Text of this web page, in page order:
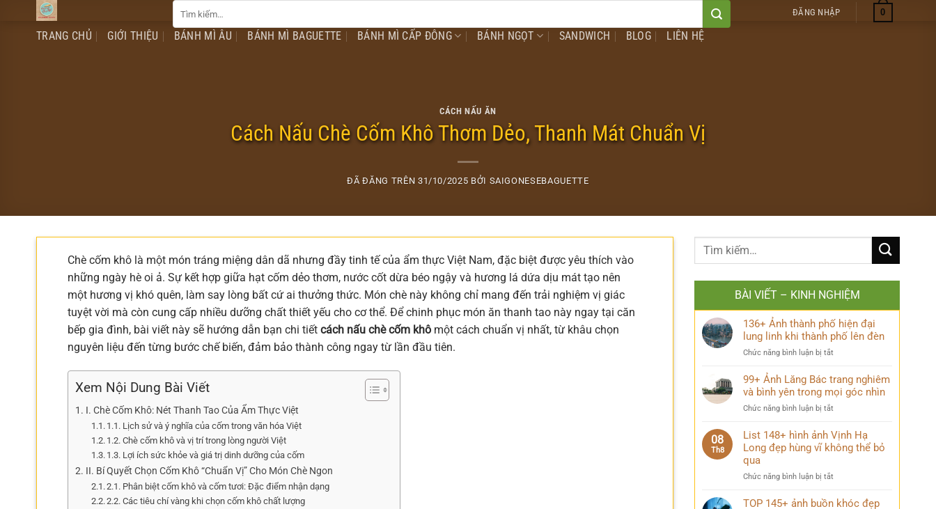
kiếm:
ĐĂNG NHẬP 0
TRANG CHỦ GIỚI THIỆU BÁNH MÌ ÂU BÁNH MÌ BAGUETTE BÁNH MÌ CẤP ĐÔNG BÁNH NGỌT SANDWICH BLOG LIÊN HỆ
CÁCH NẤU ĂN
Cách Nấu Chè Cốm Khô Thơm Dẻo, Thanh Mát Chuẩn Vị
ĐÃ ĐĂNG TRÊN 31/10/2025 BỞI SAIGONESEBAGUETTE
Chè cốm khô là một món tráng miệng dân dã nhưng đầy tinh tế của ẩm thực Việt Nam, đặc biệt được yêu thích vào
những ngày hè oi ả. Sự kết hợp giữa hạt cốm dẻo thơm, nước cốt dừa béo ngậy và hương lá dứa dịu mát tạo nên
một hương vị khó quên, làm say lòng bất cứ ai thưởng thức. Món chè này không chỉ mang đến trải nghiệm vị giác
tuyệt vời mà còn cung cấp nhiều dưỡng chất thiết yếu cho cơ thể. Để chinh phục món ăn thanh tao này ngay tại căn
bếp gia đình, bài viết này sẽ hướng dẫn bạn chi tiết cách nấu chè cốm khô một cách chuẩn vị nhất, từ khâu chọn
nguyên liệu đến từng bước chế biến, đảm bảo thành công ngay từ lần đầu tiên.
Xem Nội Dung Bài Viết
I. Chè Cốm Khô: Nét Thanh Tao Của Ẩm Thực Việt
1.1. Lịch sử và ý nghĩa của cốm trong văn hóa Việt
1.2. Chè cốm khô và vị trí trong lòng người Việt
1.3. Lợi ích sức khỏe và giá trị dinh dưỡng của cốm
II. Bí Quyết Chọn Cốm Khô “Chuẩn Vị” Cho Món Chè Ngon
2.1. Phân biệt cốm khô và cốm tươi: Đặc điểm nhận dạng
2.2. Các tiêu chí vàng khi chọn cốm khô chất lượng
BÀI VIẾT – KINH NGHIỆM
136+ Ảnh thành phố hiện đại
lung linh khi thành phố lên đèn
Chức năng bình luận bị tắt
Ảnh
thành
phố
hiện
lung
linh
phố
đèn
99+ Ảnh Lăng Bác trang nghiêm
và bình yên trong mọi góc nhìn
Chức năng bình luận bị tắt
Ảnh
Lăng
nghiêm
bình
08
Th8
List 148+ hình ảnh Vịnh Hạ
Long đẹp hùng vĩ không thể bỏ
qua
Chức năng bình luận bị tắt
148+
TOP 145+ ảnh buồn khóc đẹp